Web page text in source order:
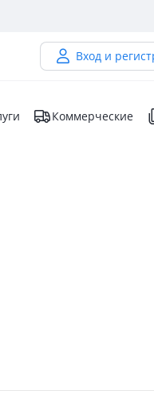
Вход и
Коммерческие